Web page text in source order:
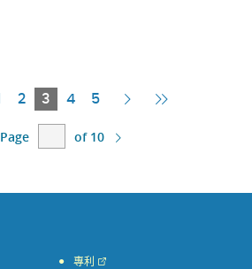
2 3Current
4 5
Next Last
Page of 10
專利